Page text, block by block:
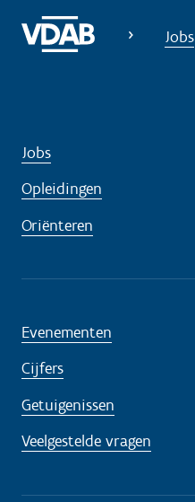
Jobs
Jobs
Opleidingen
Oriënteren
Evenementen
Cijfers
Getuigenissen
Veelgestelde vragen